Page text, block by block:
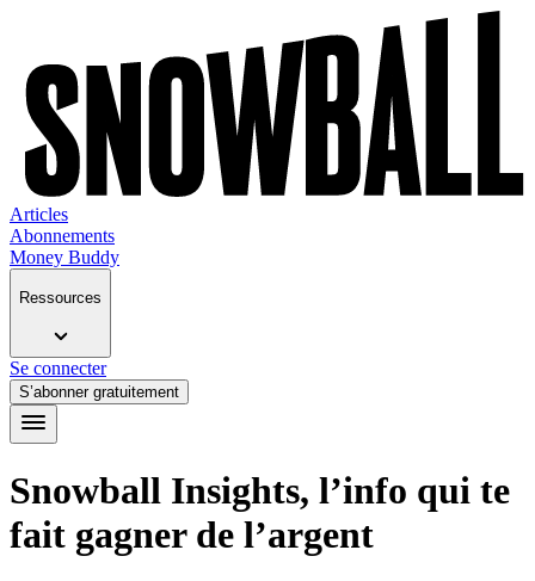
Articles
Abonnements
Money Buddy
Ressources
Se connecter
S’abonner gratuitement
Snowball Insights, l’info qui te
fait gagner de l’argent